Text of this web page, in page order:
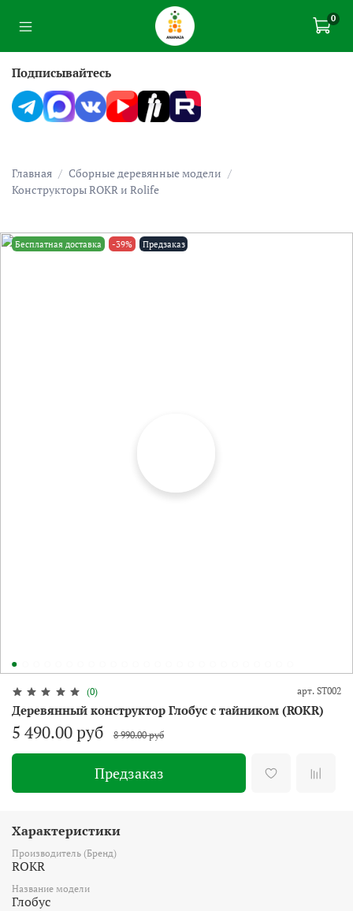
0
Главная
Сборные деревянные модели
Конструкторы ROKR и Rolife
Бесплатная доставка -39% Предзаказ
(0) арт. ST002
Деревянный конструктор Глобус с тайником (ROKR)
5 490.00 руб 8 990.00 руб
Предзаказ
Характеристики
Производитель (Бренд)
ROKR
Название модели
Глобус
Подписывайтесь